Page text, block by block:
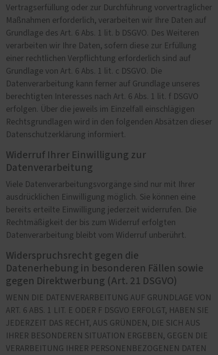
Vertragserfüllung oder zur Durchführung vorvertraglicher
Maßnahmen erforderlich, verarbeiten wir Ihre Daten auf
Grundlage des Art. 6 Abs. 1 lit. b DSGVO. Des Weiteren
verarbeiten wir Ihre Daten, sofern diese zur Erfüllung
einer rechtlichen Verpflichtung erforderlich sind auf
Grundlage von Art. 6 Abs. 1 lit. c DSGVO. Die
Datenverarbeitung kann ferner auf Grundlage unseres
berechtigten Interesses nach Art. 6 Abs. 1 lit. f DSGVO
erfolgen. Über die jeweils im Einzelfall einschlägigen
Rechtsgrundlagen wird in den folgenden Absätzen dieser
Datenschutzerklärung informiert.
Widerruf Ihrer Einwilligung zur
Datenverarbeitung
Viele Datenverarbeitungsvorgänge sind nur mit Ihrer
ausdrücklichen Einwilligung möglich. Sie können eine
bereits erteilte Einwilligung jederzeit widerrufen. Die
Rechtmäßigkeit der bis zum Widerruf erfolgten
Datenverarbeitung bleibt vom Widerruf unberührt.
Widerspruchsrecht gegen die
Datenerhebung in besonderen Fällen sowie
gegen Direktwerbung (Art. 21 DSGVO)
WENN DIE DATENVERARBEITUNG AUF GRUNDLAGE VON
ART. 6 ABS. 1 LIT. E ODER F DSGVO ERFOLGT, HABEN SIE
JEDERZEIT DAS RECHT, AUS GRÜNDEN, DIE SICH AUS
IHRER BESONDEREN SITUATION ERGEBEN, GEGEN DIE
VERARBEITUNG IHRER PERSONENBEZOGENEN DATEN